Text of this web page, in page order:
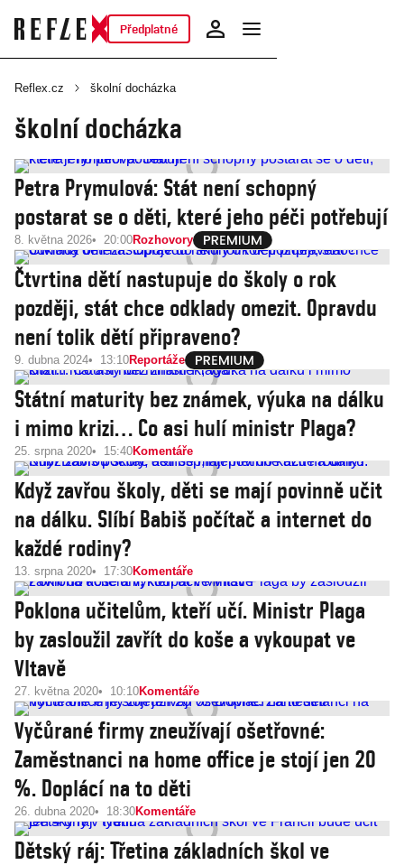
Předplatné
Reflex.cz školní docházka
školní docházka
Petra Prymulová: Stát není schopný
postarat se o děti, které jeho péči potřebují
8. května 2026 20:00Rozhovory
Čtvrtina dětí nastupuje do školy o rok
později, stát chce odklady omezit. Opravdu
není tolik dětí připraveno?
9. dubna 2024 13:10Reportáže
Státní maturity bez známek, výuka na dálku
i mimo krizi… Co asi hulí ministr Plaga?
25. srpna 2020 15:40Komentáře
Když zavřou školy, děti se mají povinně učit
na dálku. Slíbí Babiš počítač a internet do
každé rodiny?
13. srpna 2020 17:30Komentáře
Poklona učitelům, kteří učí. Ministr Plaga
by zasloužil zavřít do koše a vykoupat ve
Vltavě
27. května 2020 10:10Komentáře
Vyčůrané firmy zneužívají ošetřovné:
Zaměstnanci na home office je stojí jen 20
%. Doplácí na to děti
26. dubna 2020 18:30Komentáře
Dětský ráj: Třetina základních škol ve